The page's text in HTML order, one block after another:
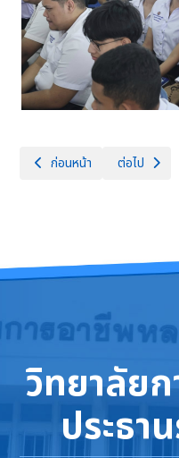
เนื้อหาก่อนหน้า: กิจกรรมรณร
ก่อนหน้า เนื้อหาถัดไ
ต่อไป
วิทยาลัย
ประธา